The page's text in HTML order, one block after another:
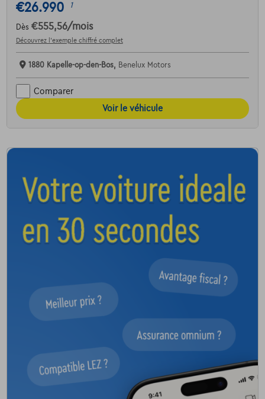
€26.990 1
Dès €555,56/mois
Découvrez l’exemple chiffré complet
1880 Kapelle-op-den-Bos, Benelux Motors
Comparer
Voir le véhicule